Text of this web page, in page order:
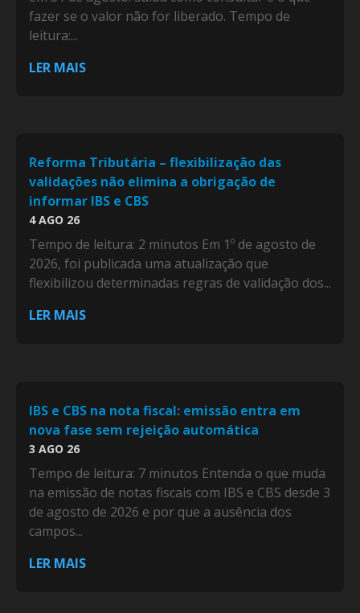
fazer se o valor não for liberado. Tempo de
leitura:...
LER MAIS
Reforma Tributária – flexibilização das
validações não elimina a obrigação de
informar IBS e CBS
4 AGO 26
Tempo de leitura: 2 minutos Em 1º de agosto de
2026, foi publicada uma atualização que
flexibilizou determinadas regras de validação dos...
LER MAIS
IBS e CBS na nota fiscal: emissão entra em
nova fase sem rejeição automática
3 AGO 26
Tempo de leitura: 7 minutos Entenda o que muda
na emissão de notas fiscais com IBS e CBS desde 3
de agosto de 2026 e por que a ausência dos
campos...
LER MAIS